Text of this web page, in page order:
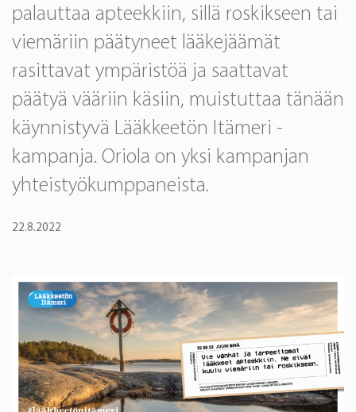
palauttaa apteekkiin, sillä roskikseen tai
viemäriin päätyneet lääkejäämät
rasittavat ympäristöä ja saattavat
päätyä vääriin käsiin, muistuttaa tänään
käynnistyvä Lääkkeetön Itämeri -
kampanja. Oriola on yksi kampanjan
yhteistyökumppaneista.
22.8.2022